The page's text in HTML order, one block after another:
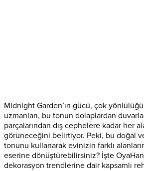
Midnight Garden’ın gücü, çok
uzmanları, bu tonun dolaplardan
parçalarından dış cephelere kadar her
görüneceğini belirtiyor. Peki, bu doğal
tonunu kullanarak evinizin farklı
eserine dönüştürebilirsiniz? İşte
dekorasyon trendlerine dair kapsamlı